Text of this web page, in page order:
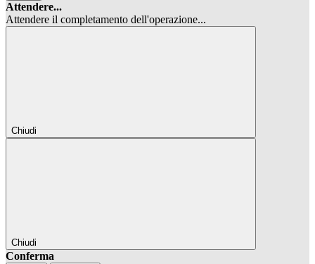
Attendere...
Attendere il completamento dell'operazione...
Chiudi
Chiudi
Conferma